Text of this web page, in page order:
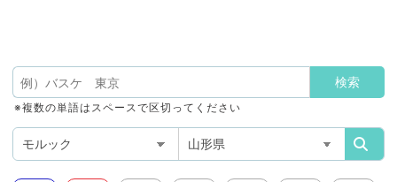
※複数の単語はスペースで区切ってください